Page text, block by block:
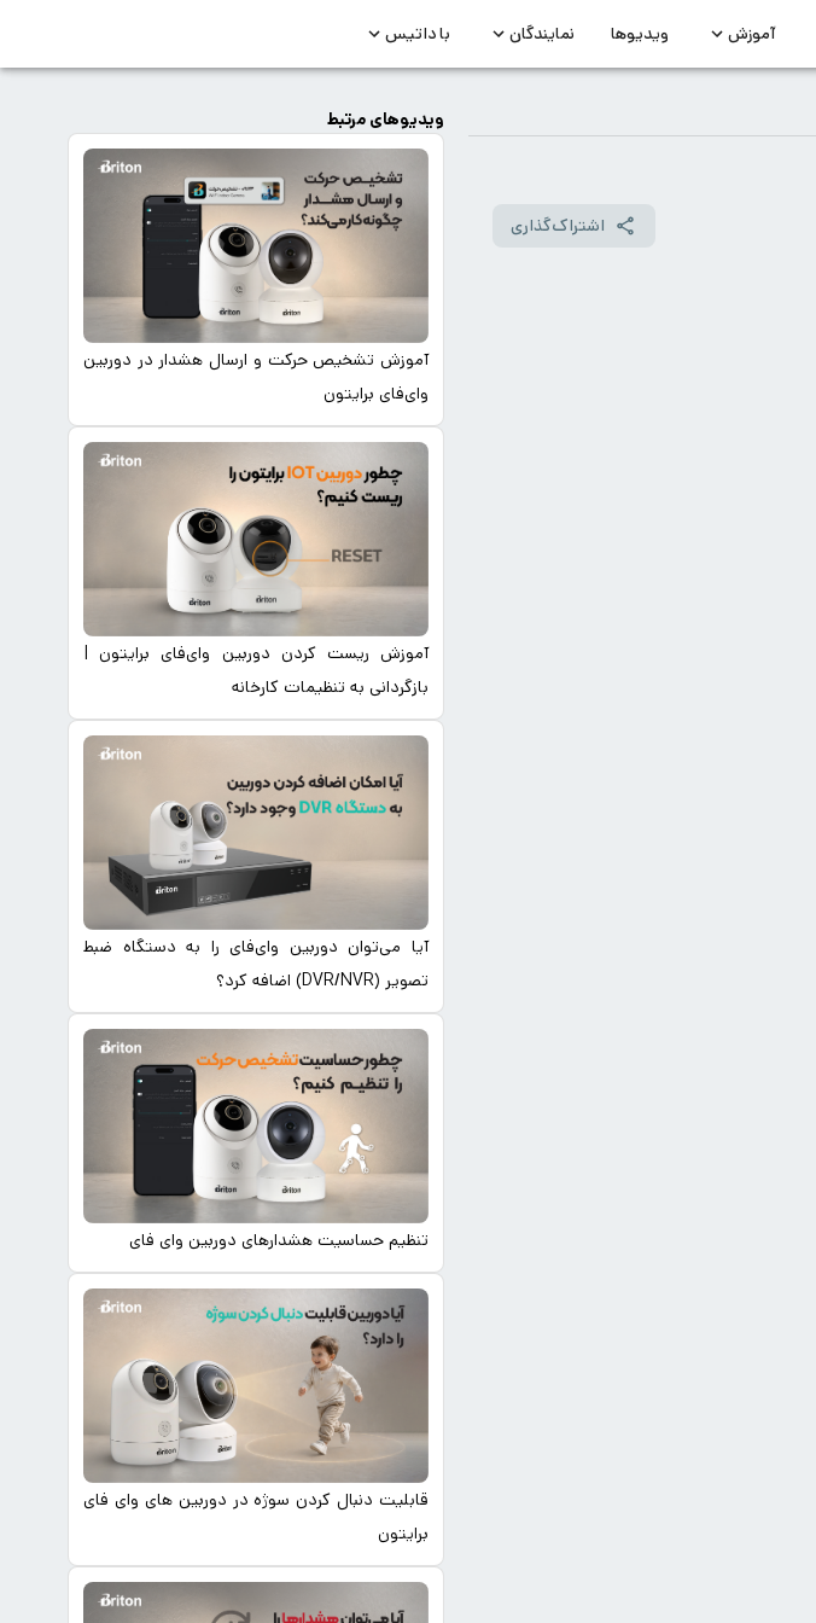
آموزش ویدیوها نمایندگان با داتیس
اشتراک‌گذاری
ویدیوهای مرتبط
آموزش تشخیص حرکت و ارسال هشدار در دوربین
وای‌فای برایتون
آموزش ریست کردن دوربین وای‌فای برایتون |
بازگردانی به تنظیمات کارخانه
آیا می‌توان دوربین وای‌فای را به دستگاه ضبط
تصویر (DVR/NVR) اضافه کرد؟
تنظیم حساسیت هشدارهای دوربین وای فای
قابلیت دنبال کردن سوژه در دوربین های وای فای
برایتون